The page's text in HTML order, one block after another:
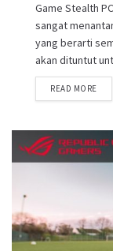
Game Stealth
sangat
yang berarti
akan dituntut
READ MORE